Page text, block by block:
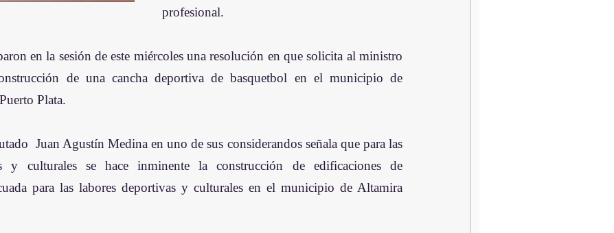
profesional.
en la sesión de este miércoles una resolución en que solicita al ministro
de una cancha deportiva de basquetbol en el municipio de
Plata.
Juan Agustín Medina en uno de sus considerandos señala que para las
y culturales se hace inminente la construcción de edificaciones de
para las labores deportivas y culturales en el municipio de Altamira